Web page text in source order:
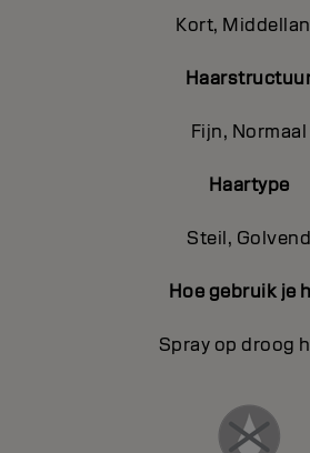
Kort,
Fijn, Normaal
Haartype
Steil, Golvend
Hoe gebruik je
Spray op droog